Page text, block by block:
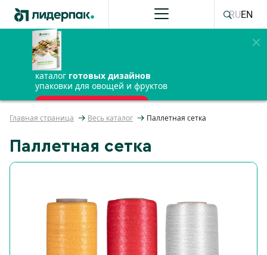
каталог готовых дизайнов
упаковки для овощей и фруктов
ПОЛУЧИТЬ БЕСПЛАТНО
RUEN
Главная страница Весь каталог Паллетная сетка
Паллетная сетка